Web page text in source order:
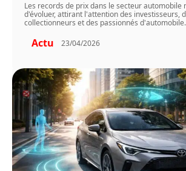
Les records de prix dans le secteur automobile
d'évoluer, attirant l'attention des investisseurs,
collectionneurs et des passionnés
Actu 23/04/2026